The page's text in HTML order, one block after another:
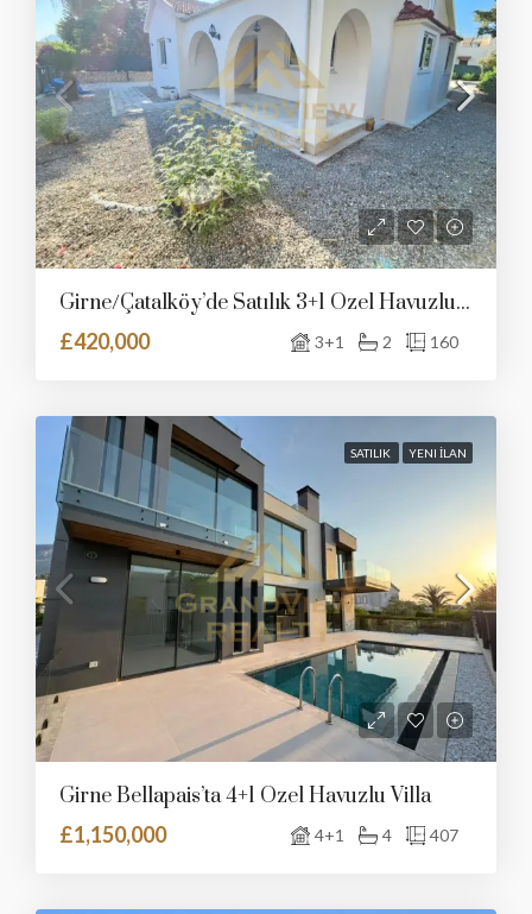
Girne/Çatalköy’de Satılık 3+1 Özel Havuzlu Villa
£420,000
3+1 2 160
SATILIK YENI İLAN
Girne Bellapais’ta 4+1 Özel Havuzlu Villa
£1,150,000
4+1 4 407